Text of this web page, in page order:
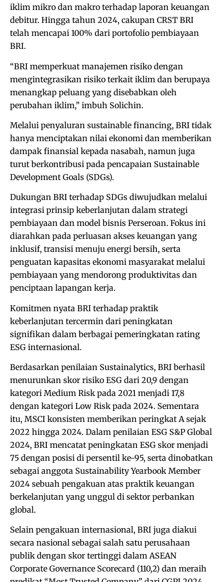
iklim mikro dan makro terhadap laporan keuangan
debitur. Hingga tahun 2024, cakupan CRST BRI
telah mencapai 100% dari portofolio pembiayaan
BRI.
“BRI memperkuat manajemen risiko dengan
mengintegrasikan risiko terkait iklim dan berupaya
menangkap peluang yang disebabkan oleh
perubahan iklim,” imbuh Solichin.
Melalui penyaluran sustainable financing, BRI tidak
hanya menciptakan nilai ekonomi dan memberikan
dampak finansial kepada nasabah, namun juga
turut berkontribusi pada pencapaian Sustainable
Development Goals (SDGs).
Dukungan BRI terhadap SDGs diwujudkan melalui
integrasi prinsip keberlanjutan dalam strategi
pembiayaan dan model bisnis Perseroan. Fokus ini
diarahkan pada perluasan akses keuangan yang
inklusif, transisi menuju energi bersih, serta
penguatan kapasitas ekonomi masyarakat melalui
pembiayaan yang mendorong produktivitas dan
penciptaan lapangan kerja.
Komitmen nyata BRI terhadap praktik
keberlanjutan tercermin dari peningkatan
signifikan dalam berbagai pemeringkatan rating
ESG internasional.
Berdasarkan penilaian Sustainalytics, BRI berhasil
menurunkan skor risiko ESG dari 20,9 dengan
kategori Medium Risk pada 2021 menjadi 17,8
dengan kategori Low Risk pada 2024. Sementara
itu, MSCI konsisten memberikan peringkat A sejak
2022 hingga 2024. Dalam penilaian ESG S&P Global
2024, BRI mencatat peningkatan ESG skor menjadi
75 dengan posisi di persentil ke-95, serta dinobatkan
sebagai anggota Sustainability Yearbook Member
2024 sebuah pengakuan atas praktik keuangan
berkelanjutan yang unggul di sektor perbankan
global.
Selain pengakuan internasional, BRI juga diakui
secara nasional sebagai salah satu perusahaan
publik dengan skor tertinggi dalam ASEAN
Corporate Governance Scorecard (110,2) dan meraih